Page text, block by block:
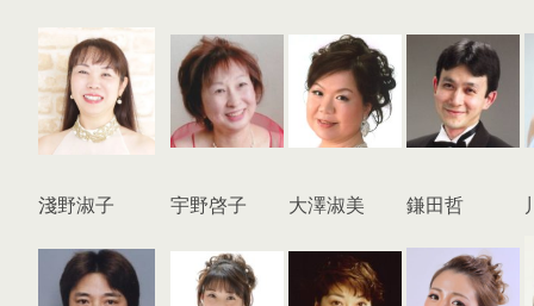
淺野淑子 宇野啓子 大澤淑美 鎌田哲